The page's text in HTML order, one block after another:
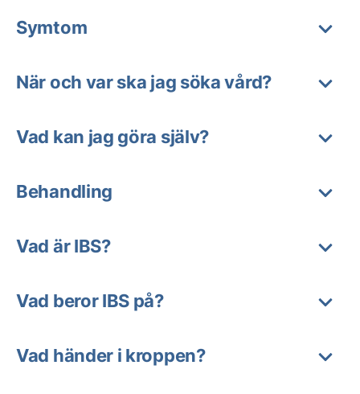
Symtom
När och var ska jag söka vård?
Vad kan jag göra själv?
Behandling
Vad är IBS?
Vad beror IBS på?
Vad händer i kroppen?